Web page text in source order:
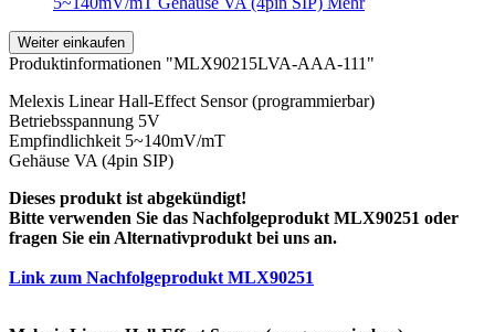
Weiter einkaufen
Produktinformationen "MLX90215LVA-AAA-111"
Melexis Linear Hall-Effect Sensor (programmierbar)
Betriebsspannung 5V
Empfindlichkeit 5~140mV/mT
Gehäuse VA (4pin SIP)
Dieses produkt ist abgekündigt!
Bitte verwenden Sie das Nachfolgeprodukt MLX90251 oder
fragen Sie ein Alternativprodukt bei uns an.
Link zum Nachfolgeprodukt MLX90251